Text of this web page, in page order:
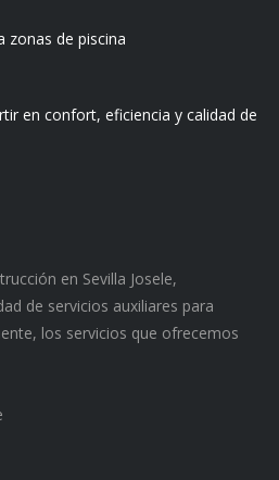
zonas de piscina
en confort, eficiencia y calidad de
en Sevilla Josele,
de servicios auxiliares para
los servicios que ofrecemos